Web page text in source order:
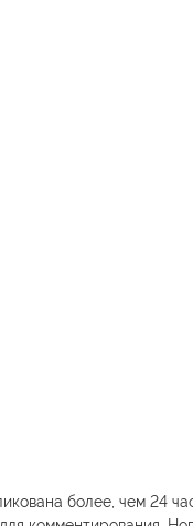
более, чем 24